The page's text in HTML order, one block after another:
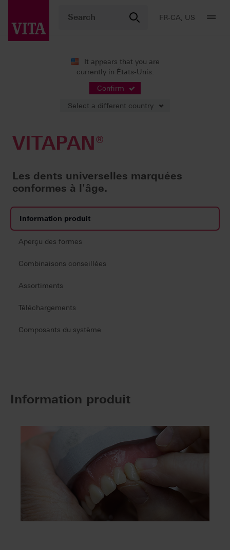
FR-CA, US
It appears that you are
currently in États-Unis.
Confirm
Select a different country
Dents artificielles Prothèses universelles
VITAPAN®
Les dents universelles marquées
conformes à l'âge.
Information produit
Aperçu des formes
Combinaisons conseillées
Assortiments
Téléchargements
Composants du système
Information produit